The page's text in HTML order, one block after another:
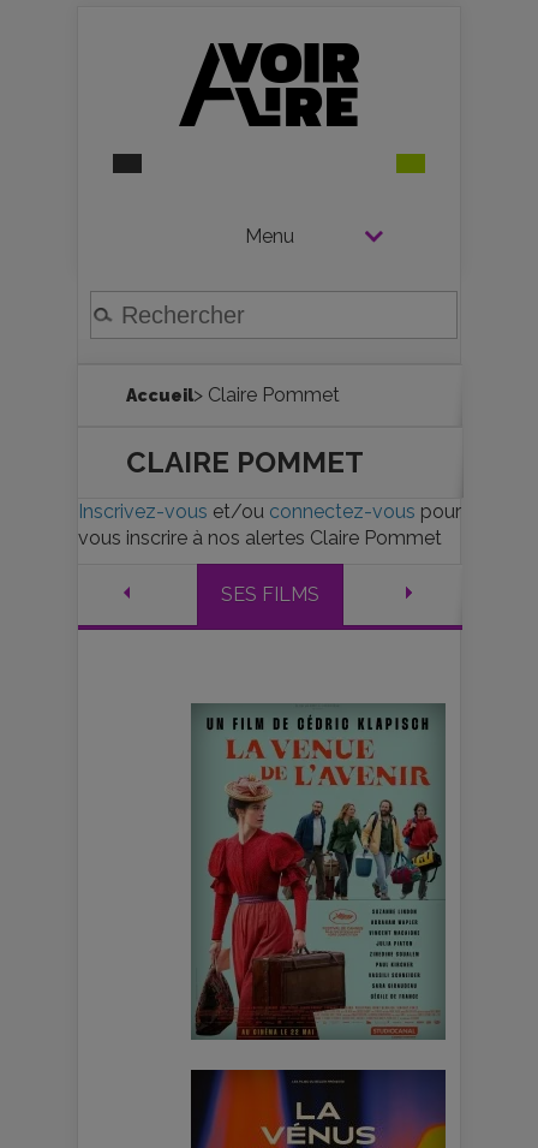
Menu
Accueil> Claire Pommet
CLAIRE POMMET
Inscrivez-vous et/ou connectez-vous pour
vous inscrire à nos alertes Claire Pommet
SES FILMS